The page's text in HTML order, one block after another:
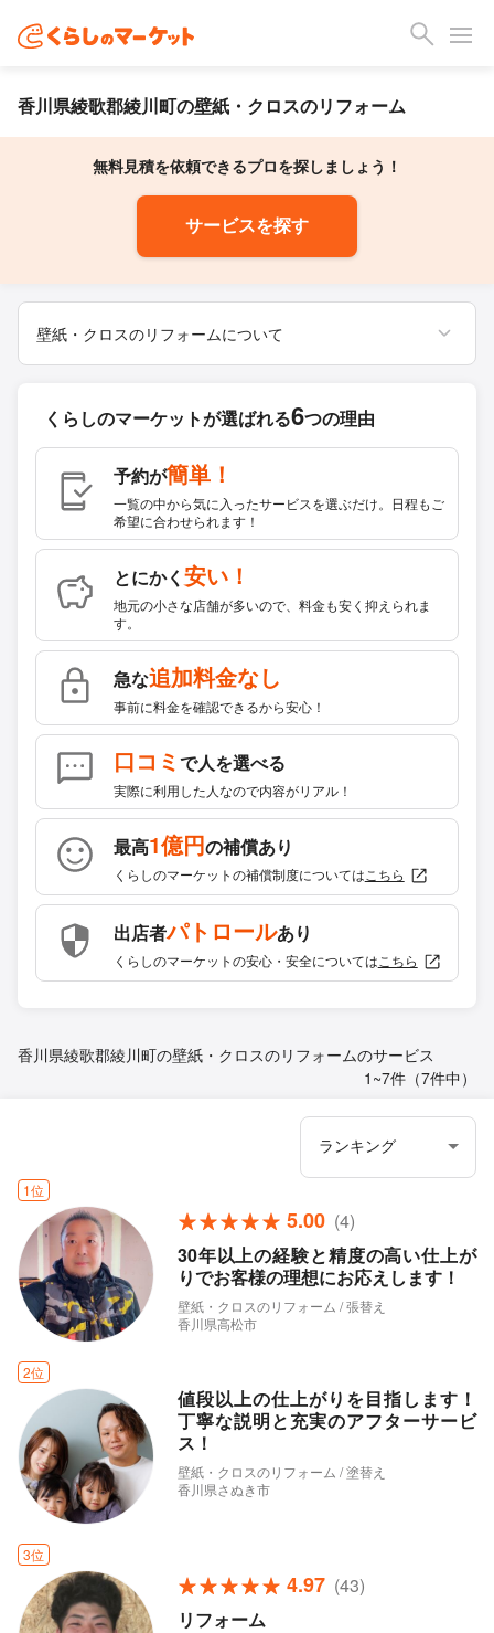
香川県綾歌郡綾川町の壁紙・クロスのリフォーム
無料見積を依頼できるプロを探しましょう！
サービスを探す
壁紙・クロスのリフォームについて
くらしのマーケットが選ばれる6つの理由
予約が簡単！
一覧の中から気に入ったサービスを選ぶだけ。日程もご
希望に合わせられます！
とにかく 安い！
地元の小さな店舗が多いので、料金も安く抑えられま
す。
急な追加料金なし
事前に料金を確認できるから安心！
口コミで人を選べる
実際に利用した人なので内容がリアル！
最高1億円の補償あり
くらしのマーケットの補償制度については こちら
出店者パトロールあり
くらしのマーケットの安心・安全については こちら
香川県綾歌郡綾川町の壁紙・クロスのリフォームのサービス
1~7件（7件中）
1位
5.00 (4)
30年以上の経験と精度の高い仕上が
りでお客様の理想にお応えします！
壁紙・クロスのリフォーム / 張替え
香川県高松市
2位
値段以上の仕上がりを目指します！
丁寧な説明と充実のアフターサービ
ス！
壁紙・クロスのリフォーム / 塗替え
香川県さぬき市
3位
4.97 (43)
リフォーム